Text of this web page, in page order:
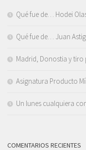
Qué fue de… Hodei
Qué fue de… Juan
Madrid, Donostia y tiro
Asignatura Producto
Un lunes cualquiera
COMENTARIOS RECIENTES